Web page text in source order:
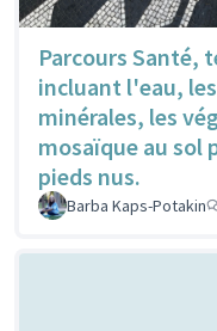
Parcours Santé,
incluant l'eau,
minérales, les
mosaïque au sol
pieds nus.
Barba Kaps-Potakin